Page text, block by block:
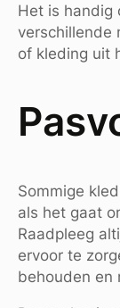
Het is handig
verschillende
of kleding uit
Sommige
als het gaat
Raadpleeg
ervoor te
behouden en